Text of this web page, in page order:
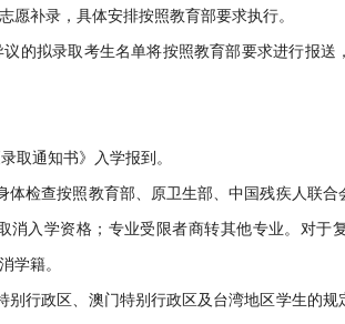
补录，具体安排按照教育部要求执行。
的拟录取考生名单将按照教育部要求进行报送
取通知书》入学报到。
检查按照教育部、原卫生部、中国残疾人联
入学资格；专业受限者商转其他专业。对于
学籍。
行政区、澳门特别行政区及台湾地区学生的